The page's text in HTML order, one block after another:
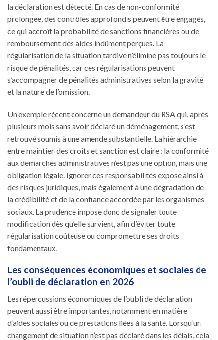
la déclaration est détecté. En cas de non-conformité
prolongée, des contrôles approfondis peuvent être engagés,
ce qui accroît la probabilité de sanctions financières ou de
remboursement des aides indûment perçues. La
régularisation de la situation tardive n’élimine pas toujours le
risque de pénalités, car ces régularisations peuvent
s’accompagner de pénalités administratives selon la gravité
et la nature de l’omission.
Un exemple récent concerne un demandeur du RSA qui, après
plusieurs mois sans avoir déclaré un déménagement, s’est
retrouvé soumis à une amende substantielle. La hiérarchie
entre maintien des droits et sanction est claire : la conformité
aux démarches administratives n’est pas une option, mais une
obligation légale. Ignorer ces responsabilités expose ainsi à
des risques juridiques, mais également à une dégradation de
la crédibilité et de la confiance accordée par les organismes
sociaux. La prudence impose donc de signaler toute
modification dès qu’elle survient, afin d’éviter toute
régularisation coûteuse ou compromettre ses droits
fondamentaux.
Les conséquences économiques et sociales de
l’oubli de déclaration en 2026
Les répercussions économiques de l’oubli de déclaration
peuvent aussi être importantes, notamment en matière
d’aides sociales ou de prestations liées à la santé. Lorsqu’un
changement de situation n’est pas déclaré dans les délais, cela